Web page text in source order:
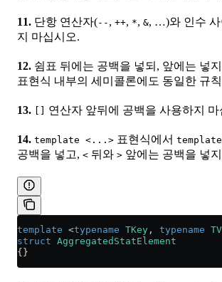
11. 단항 연산자(-- , ++, *, &, …)와 인수 사
지 마십시오.
12. 쉼표 뒤에는 공백을 넣되, 앞에는 넣
표현식 내부의 세미콜론에도 동일한 규
13. 연산자 앞뒤에 공백을 사용하지 마
14. template <...> 표현식에서 template
공백을 넣고, < 뒤와 > 앞에는 공백을 넣
template <typename TKey , typename
struct AggregatedStatElement
{}